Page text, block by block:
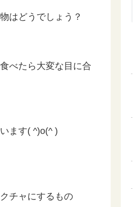
はどうでしょう？
べたら大変な目に合
ます( ^)o(^ )
チャにするもの